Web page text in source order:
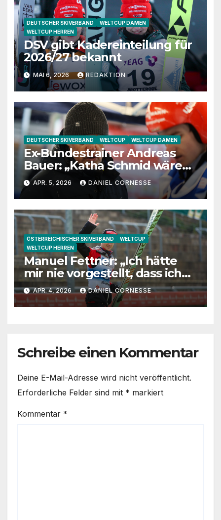
DEUTSCHER SKIVERBAND
WELTCUP DAMEN
WELTCUP HERREN
DSV gibt Kadereinteilung für
2026/27 bekannt
MAI 6, 2026 REDAKTION
DEUTSCHER SKIVERBAND WELTCUP WELTCUP DAMEN
Ex-Bundestrainer Andreas
Bauer: „Katha Schmid wäre
eine extrem gute
Jugendtrainerin“
APR. 5, 2026 DANIEL CORNESSE
ÖSTERREICHISCHER SKIVERBAND
WELTCUP
WELTCUP HERREN
Manuel Fettner: „Ich hätte
mir nie vorgestellt, dass ich
so lange springe“
APR. 4, 2026 DANIEL CORNESSE
Schreibe einen Kommentar
Deine E-Mail-Adresse wird nicht veröffentlicht.
Erforderliche Felder sind mit * markiert
Kommentar *